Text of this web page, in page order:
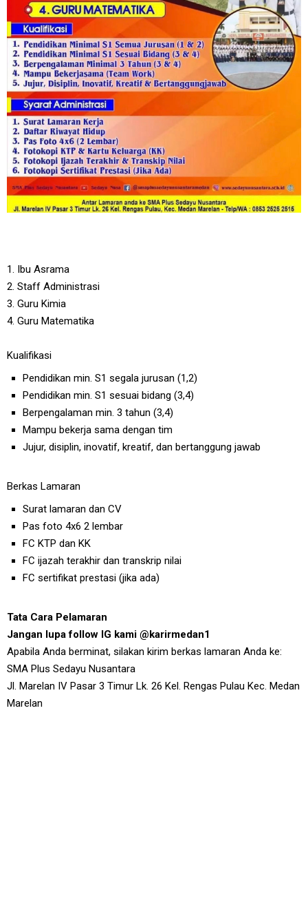
1. Ibu Asrama
2. Staff Administrasi
3. Guru Kimia
4. Guru Matematika
Kualifikasi
Pendidikan min. S1 segala jurusan (1,2)
Pendidikan min. S1 sesuai bidang (3,4)
Berpengalaman min. 3 tahun (3,4)
Mampu bekerja sama dengan tim
Jujur, disiplin, inovatif, kreatif, dan bertanggung jawab
Berkas Lamaran
Surat lamaran dan CV
Pas foto 4x6 2 lembar
FC KTP dan KK
FC ijazah terakhir dan transkrip nilai
FC sertifikat prestasi (jika ada)
Tata Cara Pelamaran
Jangan lupa follow IG kami @karirmedan1
Apabila Anda berminat, silakan kirim berkas lamaran Anda ke:
SMA Plus Sedayu Nusantara
Jl. Marelan IV Pasar 3 Timur Lk. 26 Kel. Rengas Pulau Kec. Medan
Marelan